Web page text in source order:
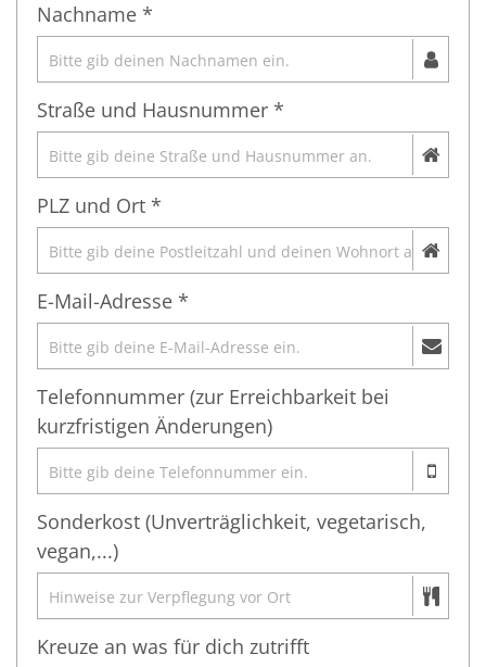
Nachname *
Straße und Hausnummer *
PLZ und Ort *
E-Mail-Adresse *
Telefonnummer (zur Erreichbarkeit bei
kurzfristigen Änderungen)
Sonderkost (Unverträglichkeit, vegetarisch,
vegan,...)
Kreuze an was für dich zutrifft